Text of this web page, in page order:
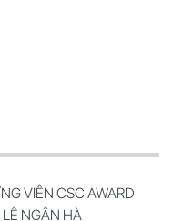
VIÊN CSC AWARD
NGÂN HÀ